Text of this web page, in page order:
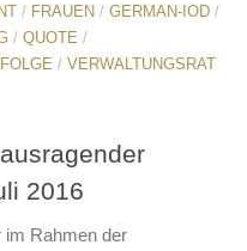
/ FRAUEN / GERMAN-IOD /
/ QUOTE /
/ VERWALTUNGSRAT
2016
im Rahmen der